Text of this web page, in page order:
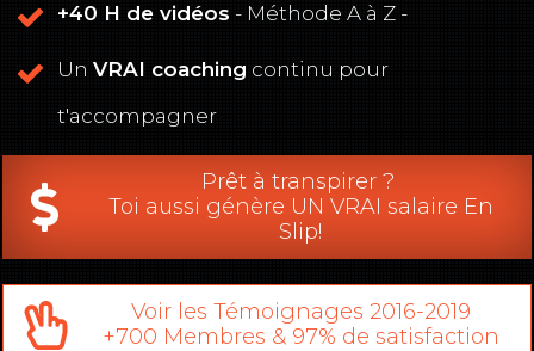
+40 H de vidéos - Méthode A à Z -
Un VRAI coaching continu pour
t'accompagner
Prêt à transpirer ?
Toi aussi génère UN VRAI salaire En
Slip!
Voir les Témoignages 2016-2019
+700 Membres & 97% de satisfaction